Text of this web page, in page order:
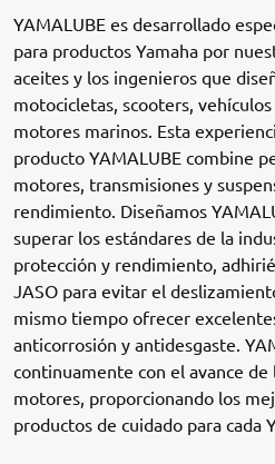
YAMALUBE es desarrollado
para productos Yamaha por
aceites y los ingenieros que
motocicletas, scooters,
motores marinos. Esta
producto YAMALUBE combine
motores, transmisiones y
rendimiento. Diseñamos
superar los estándares de la
protección y rendimiento,
JASO para evitar el
mismo tiempo ofrecer
anticorrosión y antidesgaste.
continuamente con el avance de
motores, proporcionando los
productos de cuidado para cada